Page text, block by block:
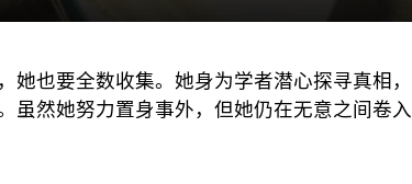
也要全数收集。她身为学者潜心探寻真相，
虽然她努力置身事外，但她仍在无意之间卷入